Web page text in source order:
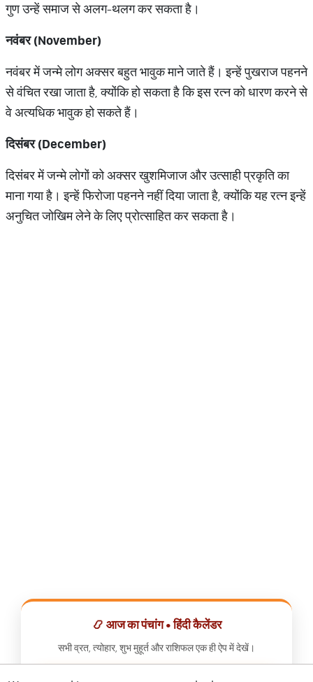
गुण उन्हें समाज से अलग-थलग कर सकता है।
नवंबर(November)
नवंबर में जन्मे लोग अक्सर बहुत भावुक माने जाते हैं। इन्हें पुखराज पहनने
से वंचित रखा जाता है, क्योंकि हो सकता है कि इस रत्न को धारण करने से
वे अत्यधिक भावुक हो सकते हैं।
दिसंबर(December)
दिसंबर में जन्मे लोगों को अक्सर खुशमिजाज और उत्साही प्रकृति का
माना गया है। इन्हें फिरोजा पहनने नहीं दिया जाता है, क्योंकि यह रत्न इन्हें
अनुचित जोखिम लेने के लिए प्रोत्साहित कर सकता है।
📿 आज का पंचांग • हिंदी कैलेंडर
सभी व्रत, त्योहार, शुभ मुहूर्त और राशिफल एक ही ऐप में देखें।